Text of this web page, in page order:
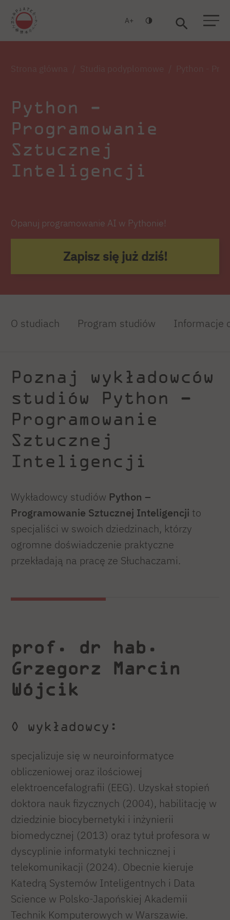
A
Python -
Programowanie
Sztucznej
Inteligencji
Opanuj programowanie AI w Pythonie!
Zapisz się już dziś!
O studiach Program studiów Informacje
Poznaj wykładowców
studiów Python –
Programowanie
Sztucznej
Inteligencji
Wykładowcy studiów Python –
Programowanie Sztucznej Inteligencji to
specjaliści w swoich dziedzinach, którzy
ogromne doświadczenie praktyczne
przekładają na pracę ze Słuchaczami.
prof. dr hab.
Grzegorz Marcin
Wójcik
O wykładowcy:
specjalizuje się w neuroinformatyce
obliczeniowej oraz ilościowej
elektroencefalografii (EEG). Uzyskał stopień
doktora nauk fizycznych (2004), habilitację w
dziedzinie biocybernetyki i inżynierii
biomedycznej (2013) oraz tytuł profesora w
dyscyplinie informatyki technicznej i
telekomunikacji (2024). Obecnie kieruje
Katedrą Systemów Inteligentnych i Data
Science w Polsko-Japońskiej Akademii
Technik Komputerowych w Warszawie.